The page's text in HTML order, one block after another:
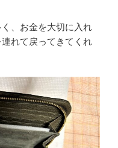
、お金を大切に入れ
れて戻ってきてくれ